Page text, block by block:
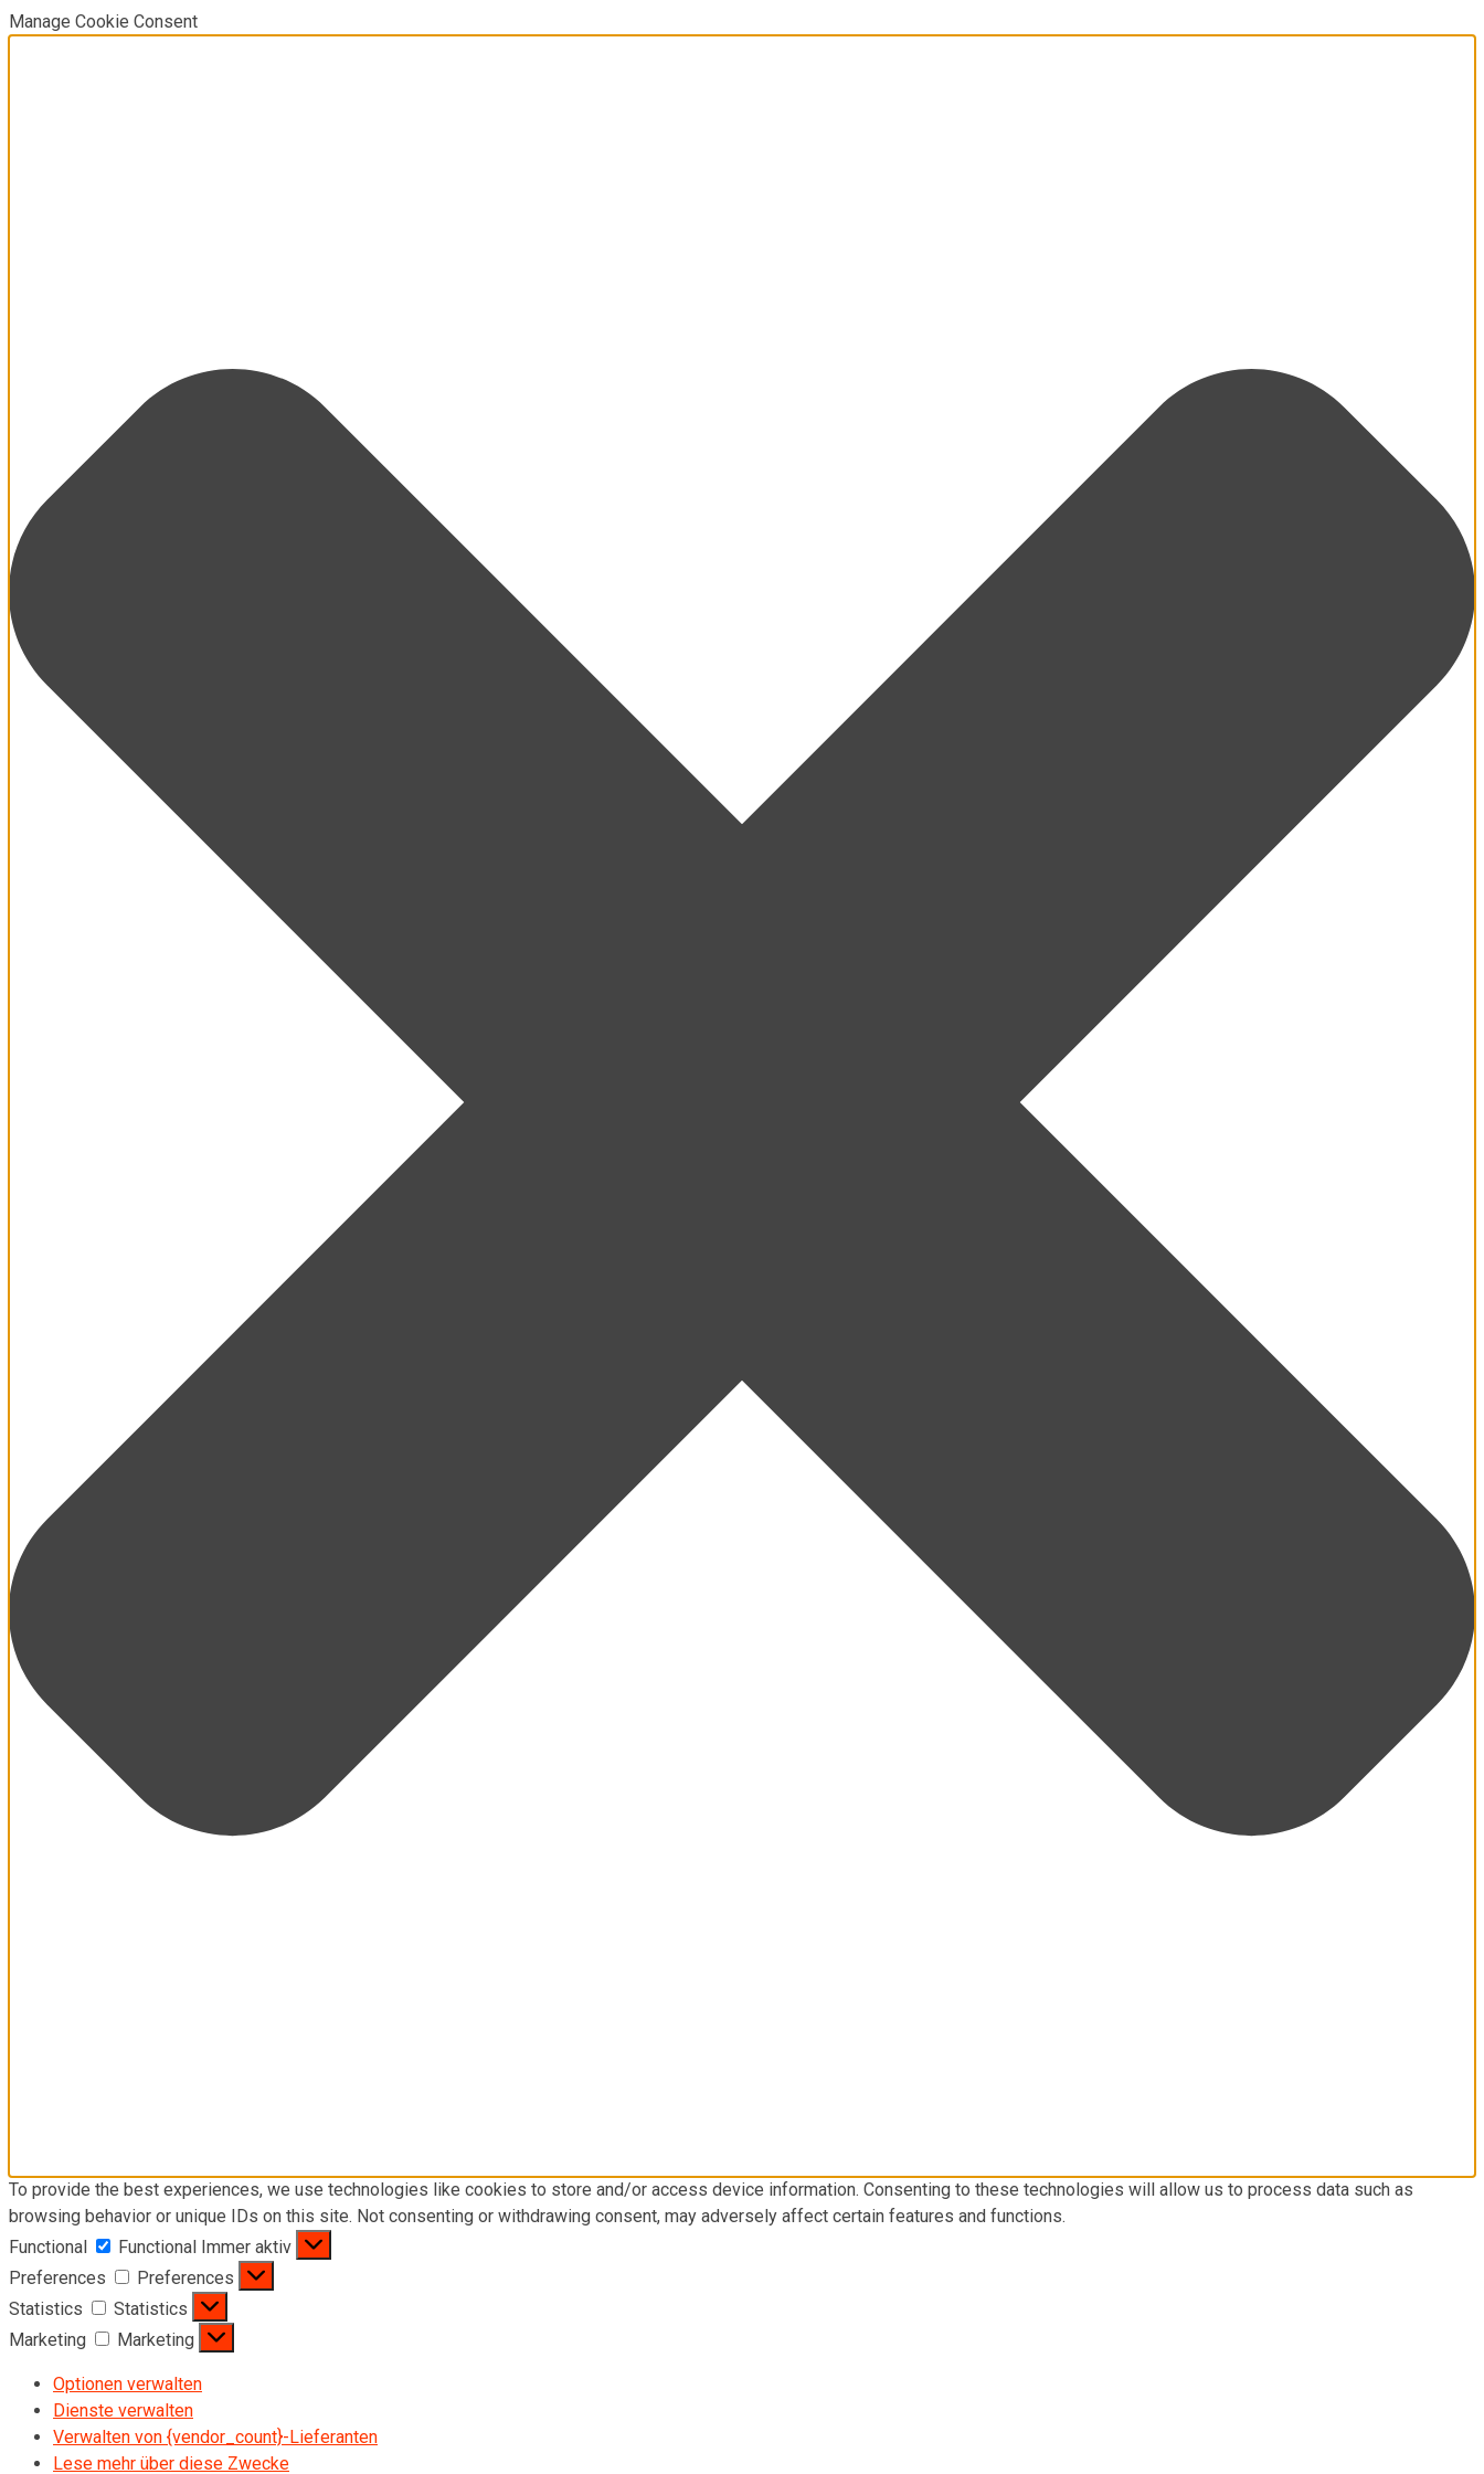
Manage Cookie Consent
To provide the best experiences, we use technologies like cookies to store and/or access device information. Consenting to these technologies will allow us to process data such as
browsing behavior or unique IDs on this site. Not consenting or withdrawing consent, may adversely affect certain features and functions.
Functional
Functional Immer aktiv
Preferences
Preferences
Statistics
Statistics
Marketing
Marketing
Optionen verwalten
Dienste verwalten
Verwalten von {vendor_count}-Lieferanten
Lese mehr über diese Zwecke